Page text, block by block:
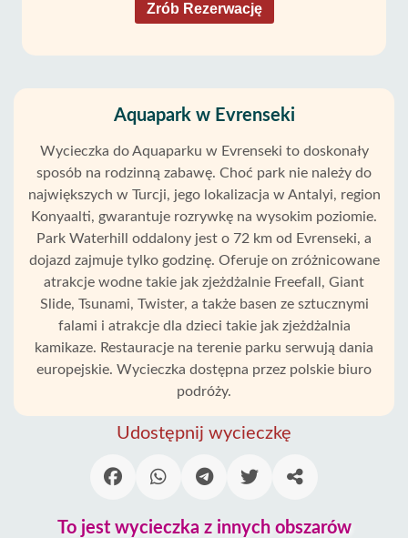
Zrób Rezerwację
Aquapark w Evrenseki
Wycieczka do Aquaparku w Evrenseki to doskonały
sposób na rodzinną zabawę. Choć park nie należy do
największych w Turcji, jego lokalizacja w Antalyi, region
Konyaalti, gwarantuje rozrywkę na wysokim poziomie.
Park Waterhill oddalony jest o 72 km od Evrenseki, a
dojazd zajmuje tylko godzinę. Oferuje on zróżnicowane
atrakcje wodne takie jak zjeżdżalnie Freefall, Giant
Slide, Tsunami, Twister, a także basen ze sztucznymi
falami i atrakcje dla dzieci takie jak zjeżdżalnia
kamikaze. Restauracje na terenie parku serwują dania
europejskie. Wycieczka dostępna przez polskie biuro
podróży.
Udostępnij wycieczkę
To jest wycieczka z innych obszarów